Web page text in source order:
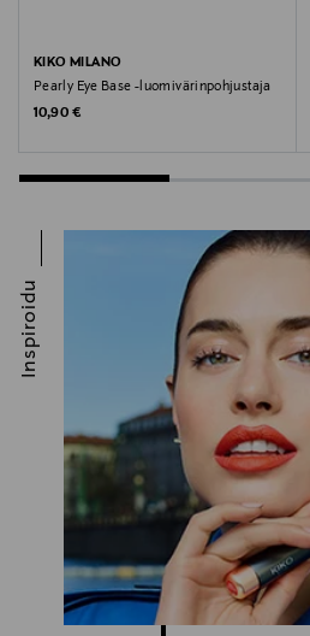
KIKO MILANO
Pearly Eye Base -luomivärinpohjustaja
Original Price
10,90 €
Inspiroidu